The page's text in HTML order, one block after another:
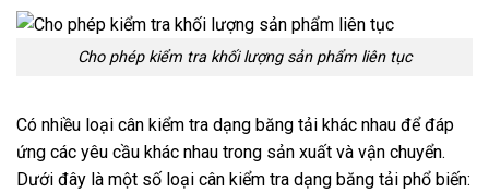
Cho phép kiểm tra khối lượng sản phẩm liên tục
Có nhiều loại cân kiểm tra dạng băng tải khác nhau để đáp
ứng các yêu cầu khác nhau trong sản xuất và vận chuyển.
Dưới đây là một số loại cân kiểm tra dạng băng tải phổ biến: